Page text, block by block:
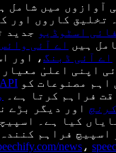
آوازوں میں شامل
۔ تخلیق کاروں اور
اسٹوڈیو جدید
ہیں اے آئی
اے آئی ڈبنگ، اور
اپنی اعلیٰ معیار
ٹیکسٹ ٹو اسپیچ API
فراہم کرتا ہے۔
اور دیگر بڑے
کیا ہے۔
اسپیچ فراہم
news ،